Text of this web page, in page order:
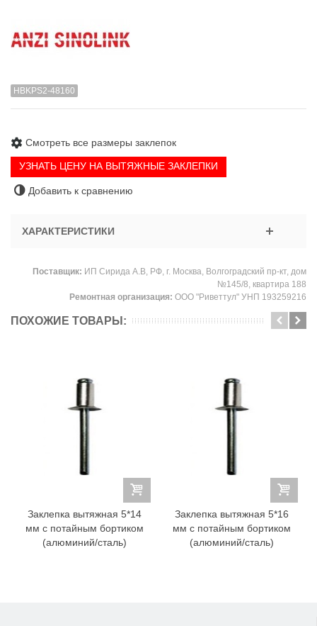
HBKPS2-48160
Смотреть все размеры заклепок
УЗНАТЬ ЦЕНУ НА ВЫТЯЖНЫЕ ЗАКЛЕПКИ
Добавить к сравнению
ХАРАКТЕРИСТИКИ
Поставщик: ИП Сирида А.В, РФ, г. Москва, Волгоградский пр-кт, дом
№145/8, квартира 188
Ремонтная организация: ООО "Риветтул" УНП 193259216
ПОХОЖИЕ ТОВАРЫ:
Заклепка вытяжная 5*14
мм с потайным бортиком
(алюминий/сталь)
Заклепка вытяжная 5*16
мм с потайным бортиком
(алюминий/сталь)